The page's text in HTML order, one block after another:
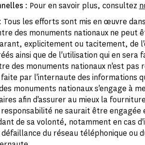
: Pour en savoir plus, consultez
: Tous les efforts sont mis en œuvre
des monuments nationaux ne peut
explicitement ou tacitement, de
ainsi que de l'utilisation qui en sera
des monuments nationaux n'est pas
par l'internaute des informations
monuments nationaux s'engage à
afin d'assurer au mieux la
ne saurait être engagée
de sa volonté, notamment en cas
du réseau téléphonique ou